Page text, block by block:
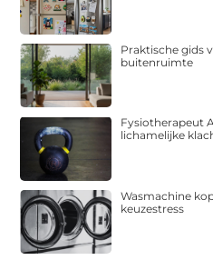
Praktische gids
buitenruimte
Fysiotherapeut
lichamelijke
Wasmachine
keuzestress